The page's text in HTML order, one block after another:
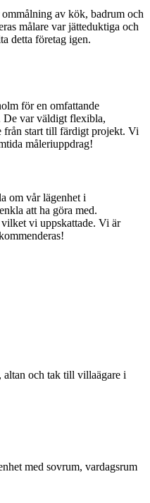
av kök, badrum och
målare var jätteduktiga och
detta företag igen.
för en omfattande
De var väldigt flexibla,
från start till färdigt projekt. Vi
måleriuppdrag!
om vår lägenhet i
att ha göra med.
vi uppskattade. Vi är
altan och tak till villaägare i
med sovrum, vardagsrum